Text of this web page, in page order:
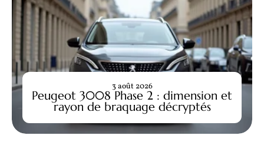
Peugeot 3008 Phase 2 : dimension et
rayon de braquage décryptés
3 août 2026